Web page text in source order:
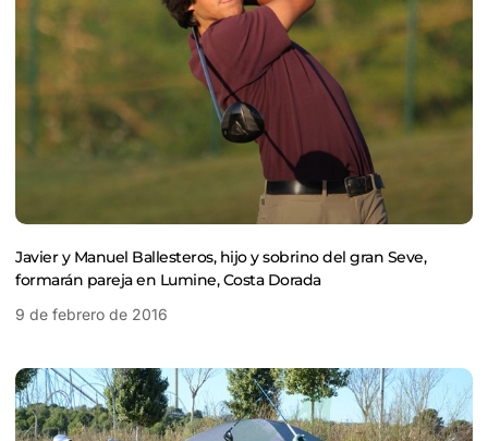
Javier y Manuel Ballesteros, hijo y sobrino del gran Seve,
formarán pareja en Lumine, Costa Dorada
9 de febrero de 2016